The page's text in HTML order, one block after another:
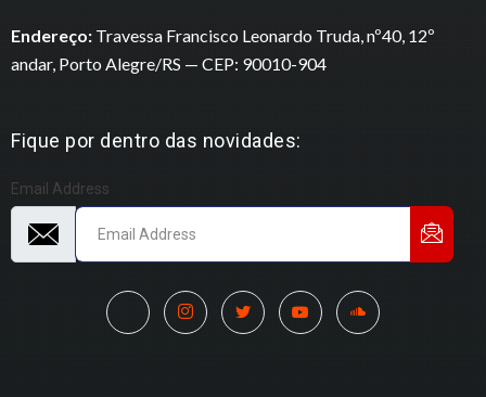
Endereço: Travessa Francisco Leonardo Truda, nº40, 12º
andar, Porto Alegre/RS — CEP: 90010-904
Fique por dentro das novidades:
Email Address